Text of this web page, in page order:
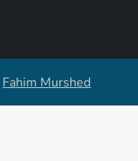
Fahim Murshed